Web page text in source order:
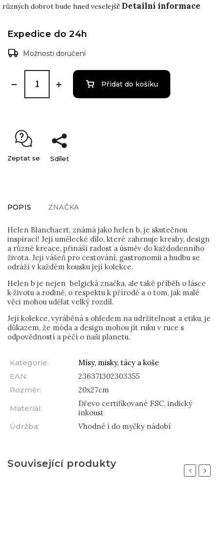
různých dobrot bude hned veselejší! Detailní informace
Expedice do 24h
Možnosti doručení
Přidat do košíku
Zeptat se Sdílet
POPIS ZNAČKA
Helen Blanchaert, známá jako helen b, je skutečnou
inspirací! Její umělecké dílo, které zahrnuje kresby, design
a různé kreace, přináší radost a úsměv do každodenního
života. Její vášeň pro cestování, gastronomii a hudbu se
odráží v každém kousku její kolekce.
Helen b je nejen belgická značka, ale také příběh o lásce
k životu a rodině, o respektu k přírodě a o tom, jak malé
věci mohou udělat velký rozdíl.
Její kolekce, vyráběná s ohledem na udržitelnost a etiku, je
důkazem, že móda a design mohou jít ruku v ruce s
odpovědností a péčí o naši planetu.
Kategorie:
Mísy, misky, tácy a koše
EAN:
236371302303355
Rozměr:
20x27cm
Materiál:
Dřevo certifikované FSC, indický
inkoust
Údržba: Vhodné i do myčky nádobí
Související produkty
Previous
Next